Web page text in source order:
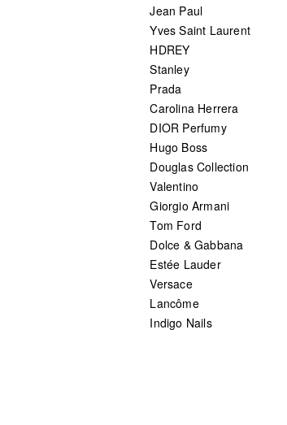
Jean Paul
Yves Saint Laurent
HDREY
Stanley
Prada
Carolina Herrera
DIOR Perfumy
Hugo Boss
Douglas Collection
Valentino
Giorgio Armani
Tom Ford
Dolce & Gabbana
Estée Lauder
Versace
Lancôme
Indigo Nails